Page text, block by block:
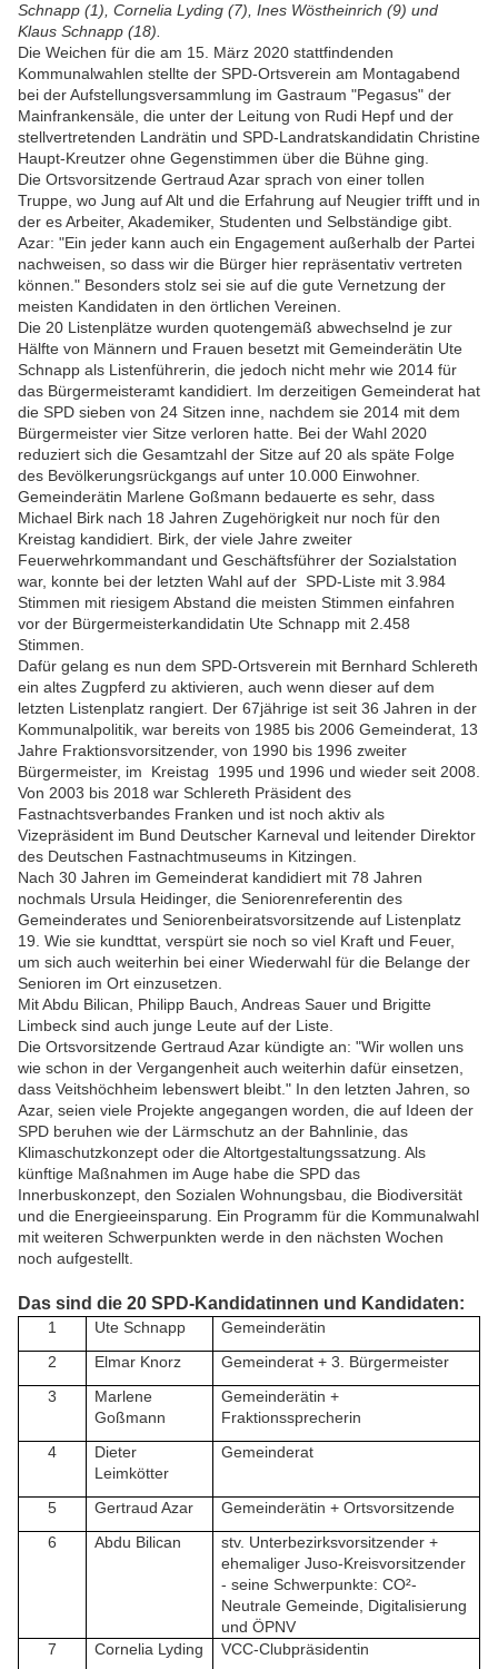
Schnapp (1), Cornelia Lyding (7), Ines Wöstheinrich (9) und
Klaus Schnapp (18).
Die Weichen für die am 15. März 2020 stattfindenden
Kommunalwahlen stellte der SPD-Ortsverein am Montagabend
bei der Aufstellungsversammlung im Gastraum "Pegasus" der
Mainfrankensäle, die unter der Leitung von Rudi Hepf und der
stellvertretenden Landrätin und SPD-Landratskandidatin Christine
Haupt-Kreutzer ohne Gegenstimmen über die Bühne ging.
Die Ortsvorsitzende Gertraud Azar sprach von einer tollen
Truppe, wo Jung auf Alt und die Erfahrung auf Neugier trifft und in
der es Arbeiter, Akademiker, Studenten und Selbständige gibt.
Azar: "Ein jeder kann auch ein Engagement außerhalb der Partei
nachweisen, so dass wir die Bürger hier repräsentativ vertreten
können." Besonders stolz sei sie auf die gute Vernetzung der
meisten Kandidaten in den örtlichen Vereinen.
Die 20 Listenplätze wurden quotengemäß abwechselnd je zur
Hälfte von Männern und Frauen besetzt mit Gemeinderätin Ute
Schnapp als Listenführerin, die jedoch nicht mehr wie 2014 für
das Bürgermeisteramt kandidiert. Im derzeitigen Gemeinderat hat
die SPD sieben von 24 Sitzen inne, nachdem sie 2014 mit dem
Bürgermeister vier Sitze verloren hatte. Bei der Wahl 2020
reduziert sich die Gesamtzahl der Sitze auf 20 als späte Folge
des Bevölkerungsrückgangs auf unter 10.000 Einwohner.
Gemeinderätin Marlene Goßmann bedauerte es sehr, dass
Michael Birk nach 18 Jahren Zugehörigkeit nur noch für den
Kreistag kandidiert. Birk, der viele Jahre zweiter
Feuerwehrkommandant und Geschäftsführer der Sozialstation
war, konnte bei der letzten Wahl auf der SPD-Liste mit 3.984
Stimmen mit riesigem Abstand die meisten Stimmen einfahren
vor der Bürgermeisterkandidatin Ute Schnapp mit 2.458
Stimmen.
Dafür gelang es nun dem SPD-Ortsverein mit Bernhard Schlereth
ein altes Zugpferd zu aktivieren, auch wenn dieser auf dem
letzten Listenplatz rangiert. Der 67jährige ist seit 36 Jahren in der
Kommunalpolitik, war bereits von 1985 bis 2006 Gemeinderat, 13
Jahre Fraktionsvorsitzender, von 1990 bis 1996 zweiter
Bürgermeister, im Kreistag 1995 und 1996 und wieder seit 2008.
Von 2003 bis 2018 war Schlereth Präsident des
Fastnachtsverbandes Franken und ist noch aktiv als
Vizepräsident im Bund Deutscher Karneval und leitender Direktor
des Deutschen Fastnachtmuseums in Kitzingen.
Nach 30 Jahren im Gemeinderat kandidiert mit 78 Jahren
nochmals Ursula Heidinger, die Seniorenreferentin des
Gemeinderates und Seniorenbeiratsvorsitzende auf Listenplatz
19. Wie sie kundttat, verspürt sie noch so viel Kraft und Feuer,
um sich auch weiterhin bei einer Wiederwahl für die Belange der
Senioren im Ort einzusetzen.
Mit Abdu Bilican, Philipp Bauch, Andreas Sauer und Brigitte
Limbeck sind auch junge Leute auf der Liste.
Die Ortsvorsitzende Gertraud Azar kündigte an: "Wir wollen uns
wie schon in der Vergangenheit auch weiterhin dafür einsetzen,
dass Veitshöchheim lebenswert bleibt." In den letzten Jahren, so
Azar, seien viele Projekte angegangen worden, die auf Ideen der
SPD beruhen wie der Lärmschutz an der Bahnlinie, das
Klimaschutzkonzept oder die Altortgestaltungssatzung. Als
künftige Maßnahmen im Auge habe die SPD das
Innerbuskonzept, den Sozialen Wohnungsbau, die Biodiversität
und die Energieeinsparung. Ein Programm für die Kommunalwahl
mit weiteren Schwerpunkten werde in den nächsten Wochen
noch aufgestellt.
Das sind die 20 SPD-Kandidatinnen und Kandidaten:
1 Ute Schnapp
Gemeinderätin
2
Elmar Knorz
Gemeinderat + 3. Bürgermeister
3
Marlene
Goßmann
Gemeinderätin +
Fraktionssprecherin
4
Dieter
Leimkötter
Gemeinderat
5 Gertraud Azar
Gemeinderätin + Ortsvorsitzende
6
Abdu Bilican
stv. Unterbezirksvorsitzender +
ehemaliger Juso-Kreisvorsitzender
- seine Schwerpunkte: CO²-
Neutrale Gemeinde, Digitalisierung
und ÖPNV
7
Cornelia Lyding VCC-Clubpräsidentin